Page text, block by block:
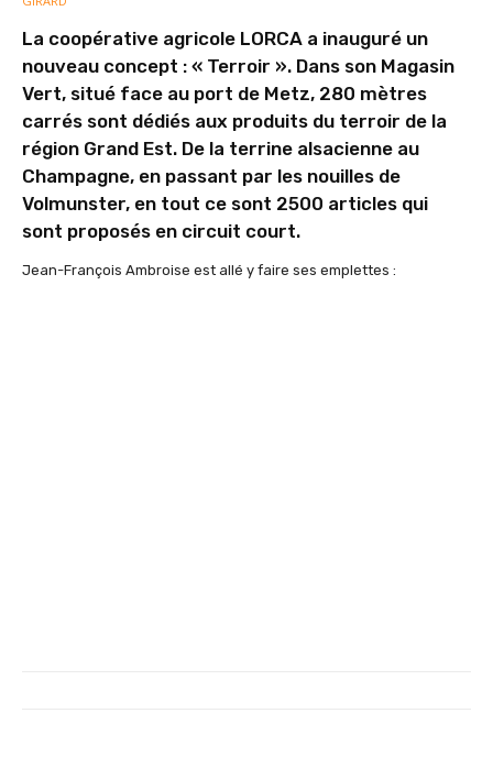
La coopérative agricole LORCA a inauguré un
nouveau concept : « Terroir ». Dans son Magasin
Vert, situé face au port de Metz, 280 mètres
carrés sont dédiés aux produits du terroir de la
région Grand Est. De la terrine alsacienne au
Champagne, en passant par les nouilles de
Volmunster, en tout ce sont 2500 articles qui
sont proposés en circuit court.
Jean-François Ambroise est allé y faire ses emplettes :